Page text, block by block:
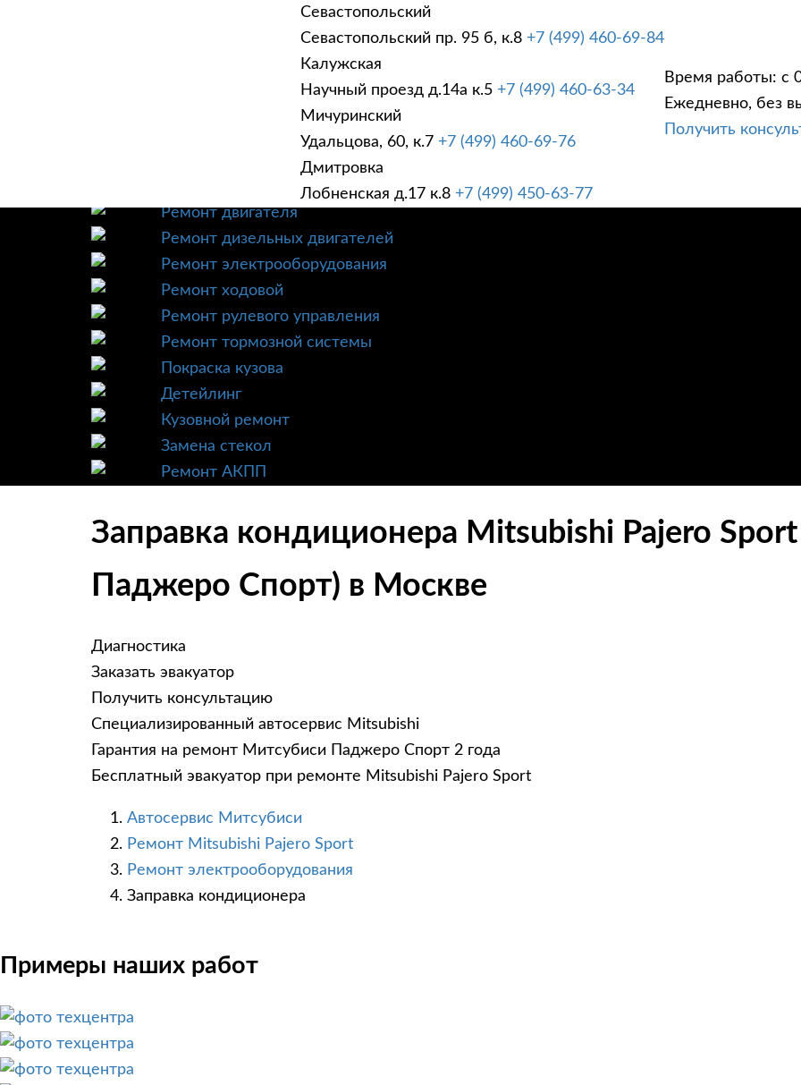
Севастопольский
Севастопольский пр. 95 б, к.8 +7 (499) 460-69-84
Калужская
Научный проезд д.14а к.5 +7 (499) 460-63-34
Мичуринский
Удальцова, 60, к.7 +7 (499) 460-69-76
Дмитровка
Лобненская д.17 к.8 +7 (499) 450-63-77
Время работы: с
Ежедневно, без
Получить
УСЛУГИ
Техническое обслуживание
Ремонт трансмиссии
Ремонт двигателя
Ремонт дизельных двигателей
Ремонт электрооборудования
Ремонт ходовой
Ремонт рулевого управления
Ремонт тормозной системы
Покраска кузова
Детейлинг
Кузовной ремонт
Замена стекол
Ремонт АКПП
Заправка кондиционера Mitsubishi Pajero
Паджеро Спорт) в Москве
Диагностика
Заказать эвакуатор
Получить консультацию
Специализированный автосервис Mitsubishi
Гарантия на ремонт Митсубиси Паджеро Спорт 2 года
Бесплатный эвакуатор при ремонте Mitsubishi Pajero Sport
Автосервис Митсубиси
Ремонт Mitsubishi Pajero Sport
Ремонт электрооборудования
Заправка кондиционера
Примеры наших работ